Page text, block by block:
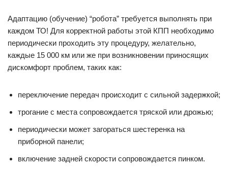
Адаптацию (обучение) “робота” требуется выполнять при
каждом ТО! Для корректной работы этой КПП необходимо
периодически проходить эту процедуру, желательно,
каждые 15 000 км или же при возникновении приносящих
дискомфорт проблем, таких как:
переключение передач происходит с сильной задержкой;
трогание с места сопровождается тряской или дрожью;
периодически может загораться шестеренка на
приборной панели;
включение задней скорости сопровождается пинком.